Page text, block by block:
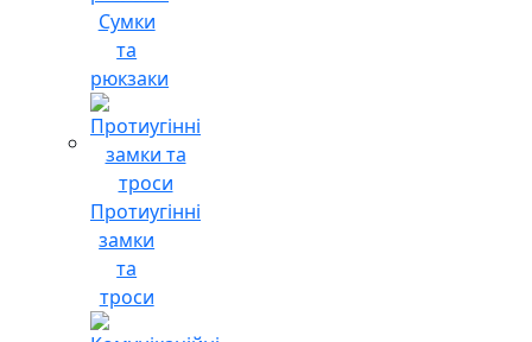
Сумки
та
рюкзаки
Протиугінні
замки
та
троси